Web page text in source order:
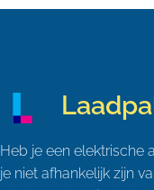
Heb je een elektrische
je niet afhankelijk zijn